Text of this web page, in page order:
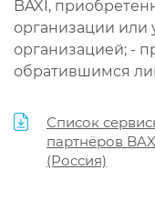
BAXI,
организации или
организацией; -
обратившимся
Список
партнёров
(Россия)